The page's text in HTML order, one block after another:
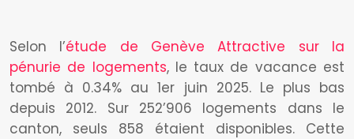
Selon l’étude de Genève Attractive sur la
pénurie de logements, le taux de vacance est
tombé à 0.34% au 1er juin 2025. Le plus bas
depuis 2012. Sur 252’906 logements dans le
canton, seuls 858 étaient disponibles. Cette